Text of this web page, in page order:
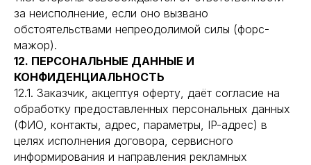
за неисполнение, если оно вызвано
обстоятельствами непреодолимой силы (форс-
мажор).
12. ПЕРСОНАЛЬНЫЕ ДАННЫЕ И
КОНФИДЕНЦИАЛЬНОСТЬ
12.1. Заказчик, акцептуя оферту, даёт согласие на
обработку предоставленных персональных данных
(ФИО, контакты, адрес, параметры, IP-адрес) в
целях исполнения договора, сервисного
информирования и направления рекламных